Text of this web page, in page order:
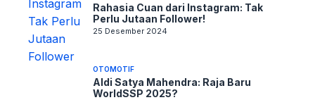
Rahasia Cuan dari Instagram: Tak
Perlu Jutaan Follower!
25 Desember 2024
OTOMOTIF
Aldi Satya Mahendra: Raja Baru
WorldSSP 2025?